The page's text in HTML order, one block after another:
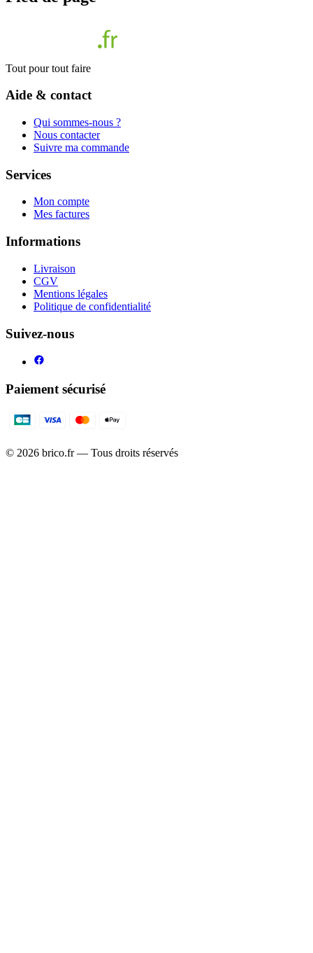
Tout pour tout faire
Aide & contact
Qui sommes-nous ?
Nous contacter
Suivre ma commande
Services
Mon compte
Mes factures
Informations
Livraison
CGV
Mentions légales
Politique de confidentialité
Suivez-nous
Paiement sécurisé
© 2026 brico.fr — Tous droits réservés